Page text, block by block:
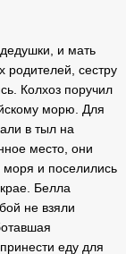
и мать
родителей, сестру
Колхоз поручил
морю. Для
в тыл на
место, они
моря и поселились
Белла
не взяли
еду для